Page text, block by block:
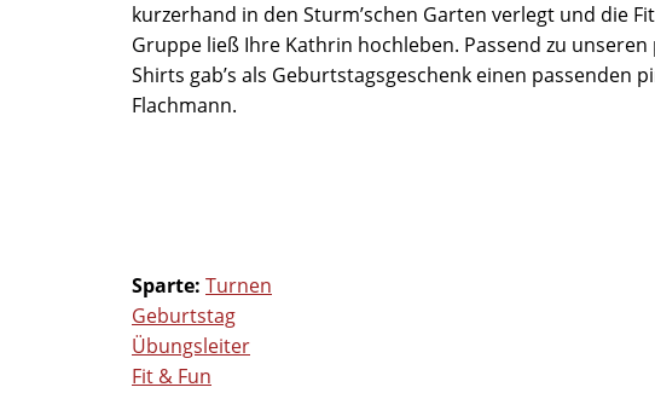
kurzerhand in den Sturm’schen Garten verlegt und die
Gruppe ließ Ihre Kathrin hochleben. Passend zu unseren
Shirts gab’s als Geburtstagsgeschenk einen passenden
Flachmann.
Sparte: Turnen
Geburtstag
Übungsleiter
Fit & Fun